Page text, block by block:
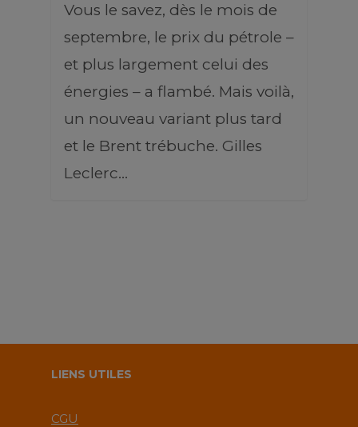
Vous le savez, dès le mois de
septembre, le prix du pétrole –
et plus largement celui des
énergies – a flambé. Mais voilà,
un nouveau variant plus tard
et le Brent trébuche. Gilles
Leclerc…
LIENS UTILES
CGU